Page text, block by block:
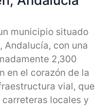
municipio situado
Andalucía, con una
2,300
en el corazón de la
vial, que
locales y